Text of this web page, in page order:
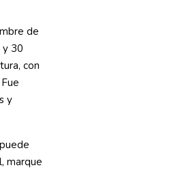
de
30
con
y
marque